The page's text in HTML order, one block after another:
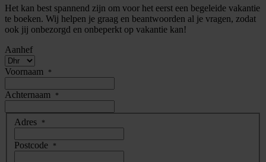
Het kan best spannend zijn om voor het eerst een begeleide vakantie
te boeken. Wij helpen je graag en beantwoorden al je vragen, zodat
ook jij onbezorgd en onbeperkt op vakantie kan!
Aanhef
Voornaam *
Achternaam *
adres
Adres *
Postcode *